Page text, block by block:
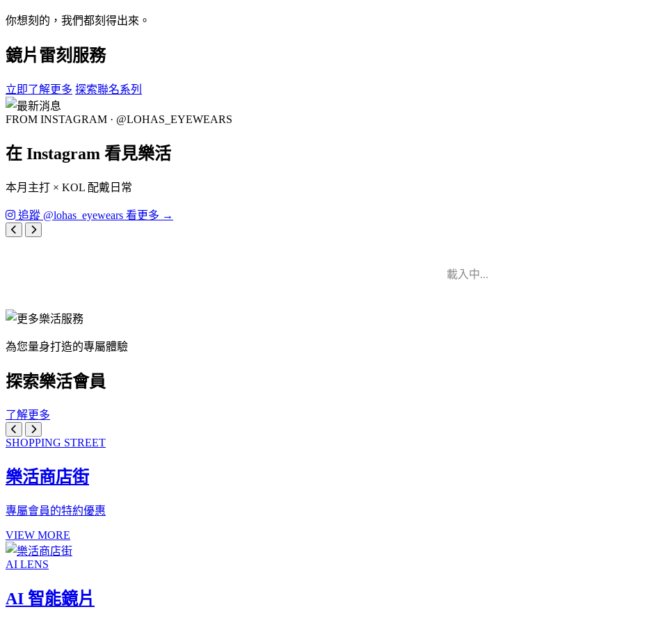
你想刻的，我們都刻得出來。
鏡片雷刻服務
立即了解更多 探索聯名系列
FROM INSTAGRAM · @LOHAS_EYEWEARS
在 Instagram 看見樂活
本月主打 × KOL 配戴日常
追蹤 @lohas_eyewears 看更多 →
載入中...
為您量身打造的專屬體驗
探索樂活會員
了解更多
SHOPPING STREET
樂活商店街
專屬會員的特約優惠
VIEW MORE
AI LENS
AI 智能鏡片